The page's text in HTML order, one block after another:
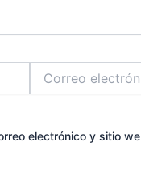
electrónico*
electrónico y sitio